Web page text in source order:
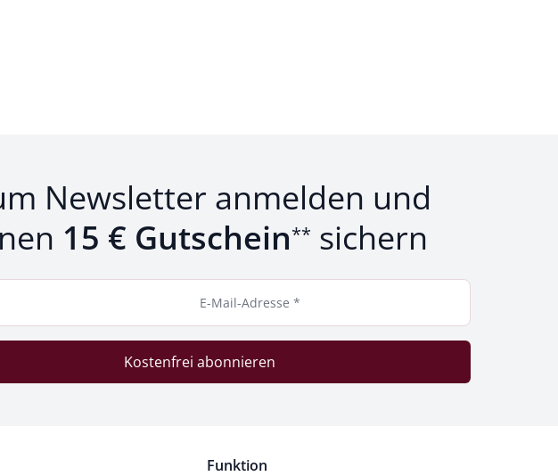
Newsletter anmelden und
15 € Gutschein** sichern
E-Mail-Adresse *
Kostenfrei abonnieren
Funktion